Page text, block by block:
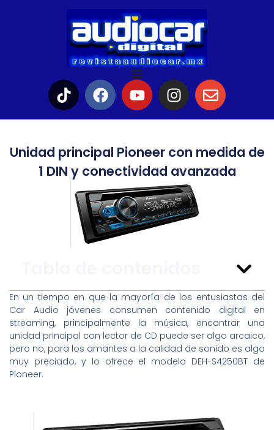
Unidad principal Pioneer con medida de
1 DIN y conectividad avanzada
En un tiempo en que la mayoría de los entusiastas del
Car Audio jóvenes consumen contenido digital en
streaming, principalmente la música, encontrar una
unidad principal con lector de CD puede ser algo arcaico,
pero no, para los amantes a la calidad de sonido es algo
muy preciado, y lo ofrece el modelo DEH-S4250BT de
Pioneer.